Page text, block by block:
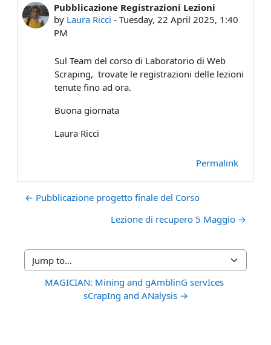
Pubblicazione Registrazioni Lezioni
by Laura Ricci - Tuesday, 22 April 2025, 1:40
PM
Number of replies: 0
Sul Team del corso di Laboratorio di Web
Scraping, trovate le registrazioni delle lezioni
tenute fino ad ora.
Buona giornata
Laura Ricci
Permalink
← Pubblicazione progetto finale del Corso
Lezione di recupero 5 Maggio →
Jump to...
MAGICIAN: Mining and gAmblinG servIces
sCrapIng and ANalysis →